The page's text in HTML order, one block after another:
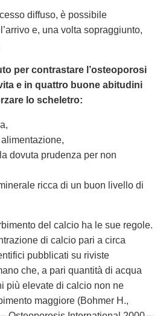
diffuso, è possibile
e, una volta sopraggiunto,
per contrastare l’osteoporosi
e in quattro buone abitudini
lo scheletro:
dovuta prudenza per non
ricca di un buon livello di
del calcio ha le sue regole.
di calcio pari a circa
pubblicati su riviste
che, a pari quantità di acqua
più elevate di calcio non ne
maggiore (Bohmer H.,